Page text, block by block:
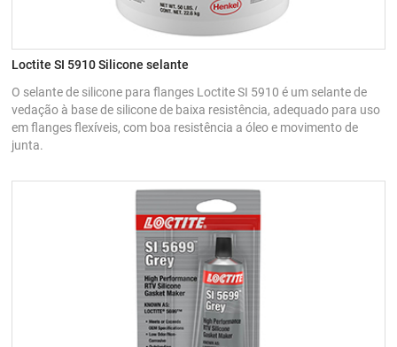
Loctite SI 5910 Silicone selante
O selante de silicone para flanges Loctite SI 5910 é um selante de
vedação à base de silicone de baixa resistência, adequado para uso
em flanges flexíveis, com boa resistência a óleo e movimento de
junta.